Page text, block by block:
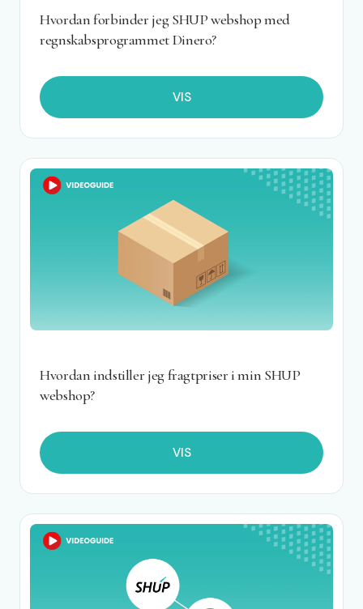
Hvordan forbinder jeg SHUP webshop med
regnskabsprogrammet Dinero?
VIS
Hvordan indstiller jeg fragtpriser i min SHUP
webshop?
VIS